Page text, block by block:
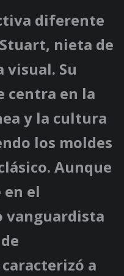
diferente
nieta de
visual. Su
centra en la
y la cultura
los moldes
Aunque
el
vanguardista
a